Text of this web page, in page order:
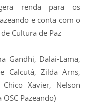
renda para os
e conta com o
Cultura de Paz
Gandhi, Dalai-Lama,
Calcutá, Zilda Arns,
Xavier, Nelson
Pazeando)